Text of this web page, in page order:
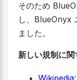
そのため
し、BlueOnyx
ました。
新しい規制に